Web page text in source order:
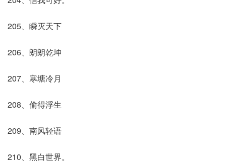
205、瞬灭天下
206、朗朗乾坤
207、寒塘冷月
208、偷得浮生
209、南风轻语
210、黑白世界。